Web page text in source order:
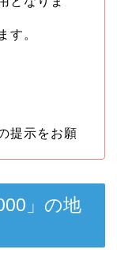
す。
提示をお願
」の地